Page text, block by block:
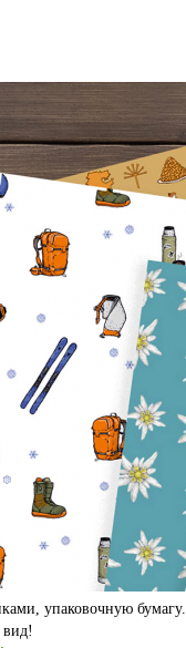
упаковочную бумагу.